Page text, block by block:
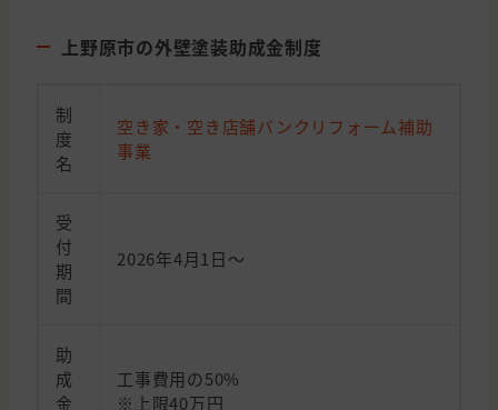
上野原市の外壁塗装助成金制度
制
度
名
空き家・空き店舗バンクリフォーム補助
事業
受
付
期
間
2026年4月1日～
助
成
金
工事費用の50%
※上限40万円